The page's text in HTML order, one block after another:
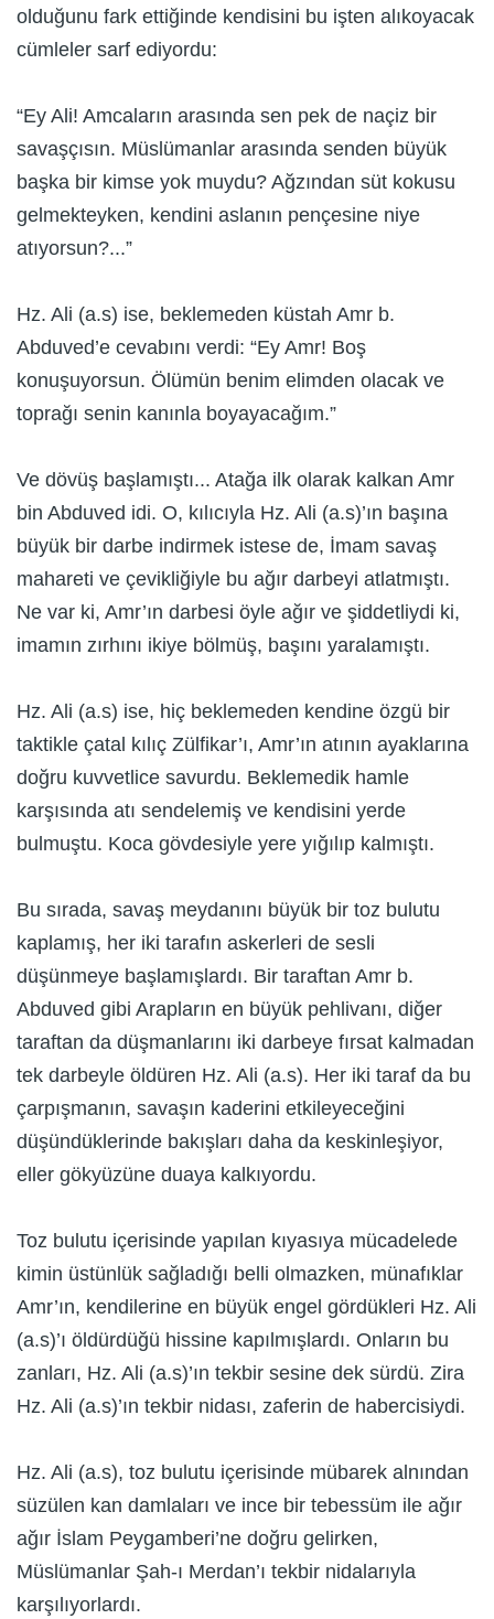
olduğunu fark ettiğinde kendisini bu işten alıkoyacak
cümleler sarf ediyordu:
“Ey Ali! Amcaların arasında sen pek de naçiz bir
savaşçısın. Müslümanlar arasında senden büyük
başka bir kimse yok muydu? Ağzından süt kokusu
gelmekteyken, kendini aslanın pençesine niye
atıyorsun?...”
Hz. Ali (a.s) ise, beklemeden küstah Amr b.
Abduved’e cevabını verdi: “Ey Amr! Boş
konuşuyorsun. Ölümün benim elimden olacak ve
toprağı senin kanınla boyayacağım.”
Ve dövüş başlamıştı... Atağa ilk olarak kalkan Amr
bin Abduved idi. O, kılıcıyla Hz. Ali (a.s)’ın başına
büyük bir darbe indirmek istese de, İmam savaş
mahareti ve çevikliğiyle bu ağır darbeyi atlatmıştı.
Ne var ki, Amr’ın darbesi öyle ağır ve şiddetliydi ki,
imamın zırhını ikiye bölmüş, başını yaralamıştı.
Hz. Ali (a.s) ise, hiç beklemeden kendine özgü bir
taktikle çatal kılıç Zülfikar’ı, Amr’ın atının ayaklarına
doğru kuvvetlice savurdu. Beklemedik hamle
karşısında atı sendelemiş ve kendisini yerde
bulmuştu. Koca gövdesiyle yere yığılıp kalmıştı.
Bu sırada, savaş meydanını büyük bir toz bulutu
kaplamış, her iki tarafın askerleri de sesli
düşünmeye başlamışlardı. Bir taraftan Amr b.
Abduved gibi Arapların en büyük pehlivanı, diğer
taraftan da düşmanlarını iki darbeye fırsat kalmadan
tek darbeyle öldüren Hz. Ali (a.s). Her iki taraf da bu
çarpışmanın, savaşın kaderini etkileyeceğini
düşündüklerinde bakışları daha da keskinleşiyor,
eller gökyüzüne duaya kalkıyordu.
Toz bulutu içerisinde yapılan kıyasıya mücadelede
kimin üstünlük sağladığı belli olmazken, münafıklar
Amr’ın, kendilerine en büyük engel gördükleri Hz. Ali
(a.s)’ı öldürdüğü hissine kapılmışlardı. Onların bu
zanları, Hz. Ali (a.s)’ın tekbir sesine dek sürdü. Zira
Hz. Ali (a.s)’ın tekbir nidası, zaferin de habercisiydi.
Hz. Ali (a.s), toz bulutu içerisinde mübarek alnından
süzülen kan damlaları ve ince bir tebessüm ile ağır
ağır İslam Peygamberi’ne doğru gelirken,
Müslümanlar Şah-ı Merdan’ı tekbir nidalarıyla
karşılıyorlardı.